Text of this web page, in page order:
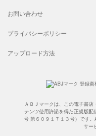
お問い合わせ
プライバシーポリシー
アップロード方法
ＡＢＪマークは、この電子書
テンツ使用許諾を得た正規版
号 第６０９１７１３号）です
サー